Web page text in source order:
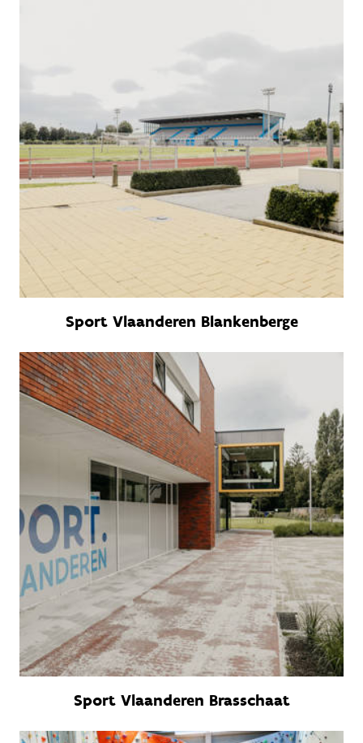
Sport Vlaanderen Blankenberge
Sport Vlaanderen Brasschaat